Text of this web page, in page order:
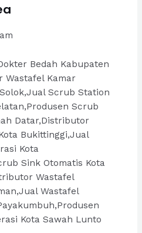
Bedah Kabupaten
Wastafel Kamar
Scrub Station
Scrub
Datar,Distributor
Bukittinggi,Jual
Kota
Sink Otomatis Kota
Wastafel
Wastafel
Kota Sawah Lunto